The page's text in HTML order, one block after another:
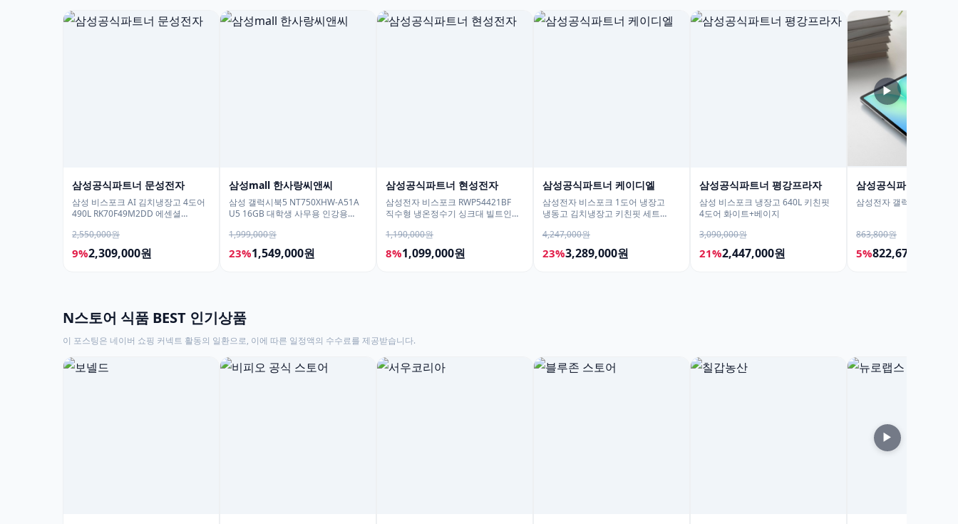
삼성공식파트너 문성전자
삼성 비스포크 AI 김치냉장고 4도어
490L RK70F49M2DD 에센셜
2,550,000원
9%2,309,000원
삼성mall 한사랑씨앤씨
삼성 갤럭시북5 NT750XHW-A51A
U5 16GB 대학생 사무용 인강용
1,999,000원
23%1,549,000원
삼성공식파트너 현성전자
삼성전자 비스포크 RWP54421BF
직수형 냉온정수기 싱크대 빌트인
1,190,000원
8%1,099,000원
삼성공식파트너 케이디엘
삼성전자 비스포크 1도어 냉장고
냉동고 김치냉장고 키친핏 세트
4,247,000원
23%3,289,000원
삼성공식파트너 평강프라자
삼성 비스포크 냉장고 640L 키친핏
4도어 화이트+베이지
3,090,000원
21%2,447,000원
삼성공식파트너 포디
삼성전자 갤럭시탭 S10 FE
863,800원
5%822,670원
▶
N스토어 식품 BEST 인기상품
이 포스팅은 네이버 쇼핑 커넥트 활동의 일환으로, 이에 따른 일정액의 수수료를 제공받습니다.
▶